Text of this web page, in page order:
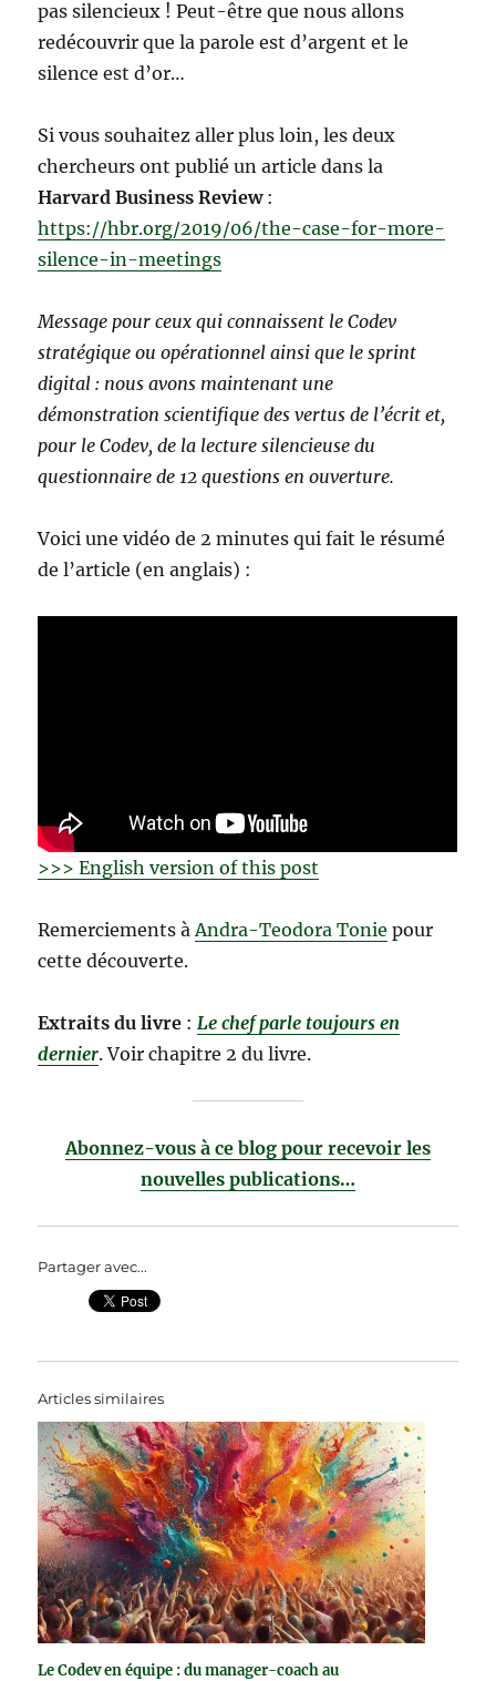
pas silencieux ! Peut-être que nous allons
redécouvrir que la parole est d’argent et le
silence est d’or…
Si vous souhaitez aller plus loin, les deux
chercheurs ont publié un article dans la
Harvard Business Review:
https://hbr.org/2019/06/the-case-for-more-
silence-in-meetings
Message pour ceux qui connaissent le Codev
stratégique ou opérationnel ainsi que le sprint
digital : nous avons maintenant une
démonstration scientifique des vertus de l’écrit et,
pour le Codev, de la lecture silencieuse du
questionnaire de 12 questions en ouverture.
Voici une vidéo de 2 minutes qui fait le résumé
de l’article (en anglais) :
>>> English version of this post
Remerciements à Andra-Teodora Tonie pour
cette découverte.
Extraits du livre : Le chef parle toujours en
dernier. Voir chapitre 2 du livre.
Abonnez-vous à ce blog pour recevoir les
nouvelles publications…
Partager avec...
Articles similaires
Le Codev en équipe : du manager-coach au